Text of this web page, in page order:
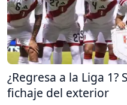
¿Regresa a la Liga 1?
fichaje del exterior